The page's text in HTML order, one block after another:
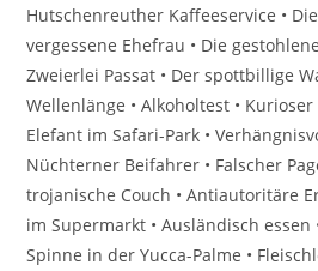
Hutschenreuther Kaffeeservice •
vergessene Ehefrau • Die
Zweierlei Passat • Der spottbillige
Wellenlänge • Alkoholtest •
Elefant im Safari-Park •
Nüchterner Beifahrer • Falscher
trojanische Couch • Antiautoritäre
im Supermarkt • Ausländisch essen
Spinne in der Yucca-Palme •